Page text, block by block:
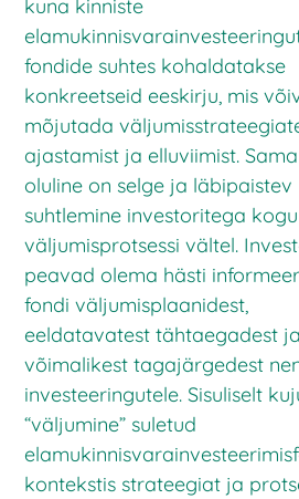
kuna kinniste
fondide suhtes kohaldatakse
konkreetseid eeskirju, mis
mõjutada
ajastamist ja elluviimist. Sama
oluline on selge ja läbipaistev
suhtlemine investoritega kogu
väljumisprotsessi vältel.
peavad olema hästi
fondi väljumisplaanidest,
eeldatavatest tähtaegadest
võimalikest tagajärgedest
investeeringutele. Sisuliselt
“väljumine” suletud
kontekstis strateegiat ja